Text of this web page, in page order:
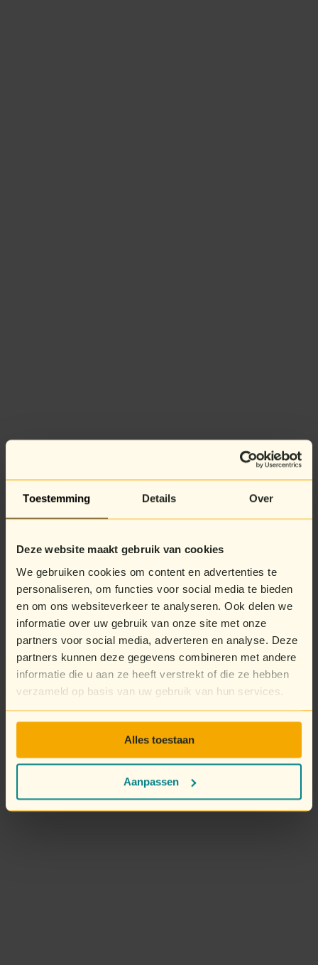
Toestemming Details Over
Deze website maakt gebruik van cookies
We gebruiken cookies om content en advertenties te
personaliseren, om functies voor social media te bieden
en om ons websiteverkeer te analyseren. Ook delen we
informatie over uw gebruik van onze site met onze
partners voor social media, adverteren en analyse. Deze
partners kunnen deze gegevens combineren met andere
informatie die u aan ze heeft verstrekt of die ze hebben
verzameld op basis van uw gebruik van hun services.
Alles toestaan
Aanpassen